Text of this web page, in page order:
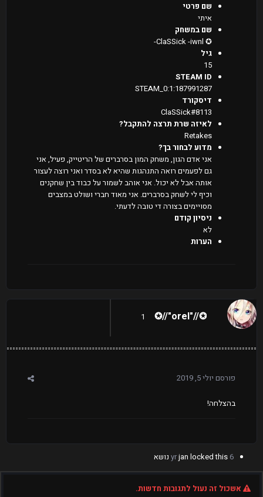
שם פרטי
איתי
שם במשחק
✪ ClaSSick -iwnl-
גיל
15
STEAM ID
STEAM_0:1:187991287
דיסקורד
ClaSSick#8113
לאיזה שרת תרצה להתקבל?
Retakes
מדוע לבחור בך?
אני אדם הגון, משחק המון בסרברים של הריטייק, פעיל, אני
גם לפעמים רואה התנהגות שהיא לא בסדר ואני רוצה לעצור
אותה אבל לא יכול. אני אוהב לשמור על כבוד בין שחקנים
וכיף לי לשחק בסרברים. אני מאוד חברי ושולט במצבים
מסויימים בצורה די טובה לדעתי.
ניסיון קודם
לא
הערות
✪//"orel"//✪
1
פורסם יולי 5, 2019
בהצלחה!
6 yr
jan locked this נושא
אשכול זה נעול לתגובות חדשות.